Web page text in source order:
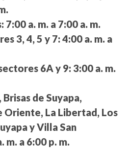
7:00 a. m. a 7:00 a. m.
3, 4, 5 y 7: 4:00 a. m. a
6A y 9: 3:00 a. m.
de Suyapa,
Oriente, La Libertad, Los
y Villa San
m. a 6:00 p. m.